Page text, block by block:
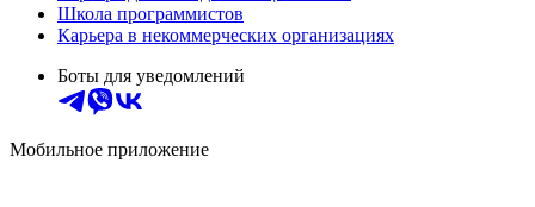
Школа программистов
Карьера в некоммерческих организациях
Боты для уведомлений
Мобильное приложение